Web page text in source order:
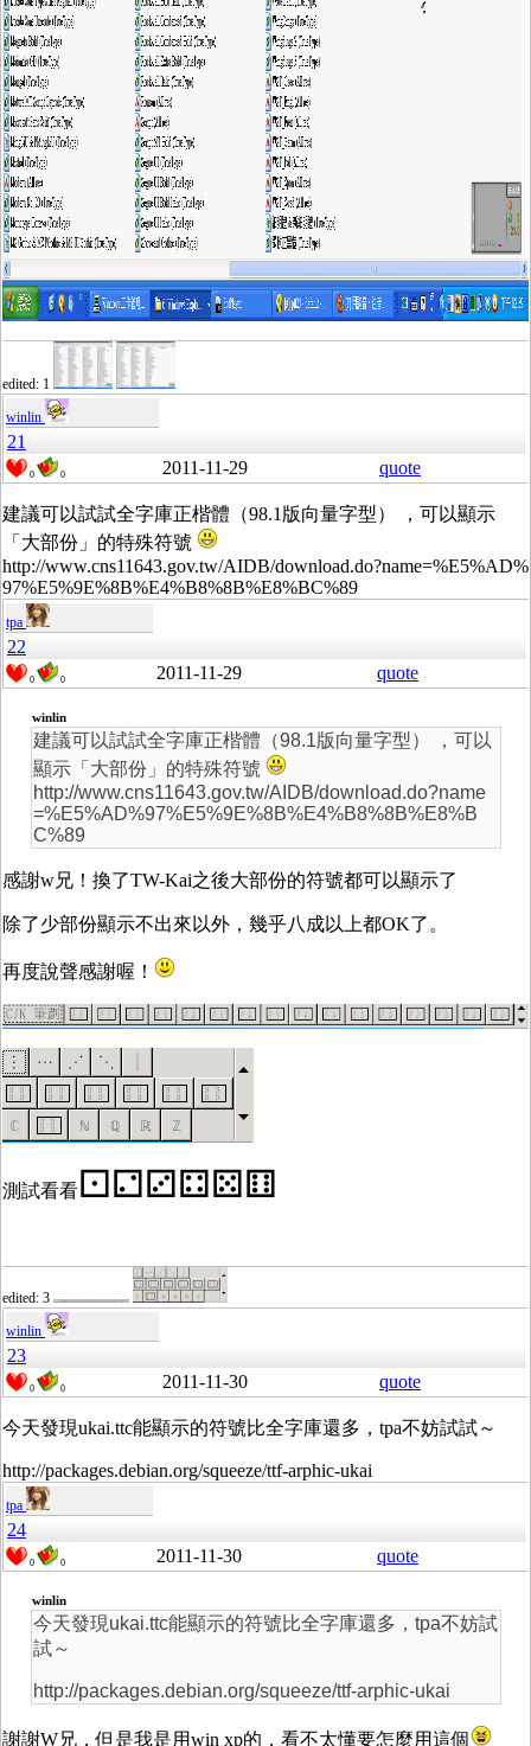
edited: 1
winlin
21
0 0 2011-11-29 quote
建議可以試試全字庫正楷體（98.1版向量字型） ，可以顯示
「大部份」的特殊符號
http://www.cns11643.gov.tw/AIDB/download.do?name=%E5%AD%
97%E5%9E%8B%E4%B8%8B%E8%BC%89
tpa
22
0 0 2011-11-29 quote
winlin
建議可以試試全字庫正楷體（98.1版向量字型） ，可以
顯示「大部份」的特殊符號
http://www.cns11643.gov.tw/AIDB/download.do?name
=%E5%AD%97%E5%9E%8B%E4%B8%8B%E8%B
C%89
感謝w兄！換了TW-Kai之後大部份的符號都可以顯示了
除了少部份顯示不出來以外，幾乎八成以上都OK了。
再度說聲感謝喔！
測試看看⚀⚁⚂⚃⚄⚅
edited: 3
winlin
23
0 0 2011-11-30 quote
今天發現ukai.ttc能顯示的符號比全字庫還多，tpa不妨試試～
http://packages.debian.org/squeeze/ttf-arphic-ukai
tpa
24
0 0 2011-11-30 quote
winlin
今天發現ukai.ttc能顯示的符號比全字庫還多，tpa不妨試
試～
http://packages.debian.org/squeeze/ttf-arphic-ukai
謝謝W兄，但是我是用win xp的，看不太懂要怎麼用這個